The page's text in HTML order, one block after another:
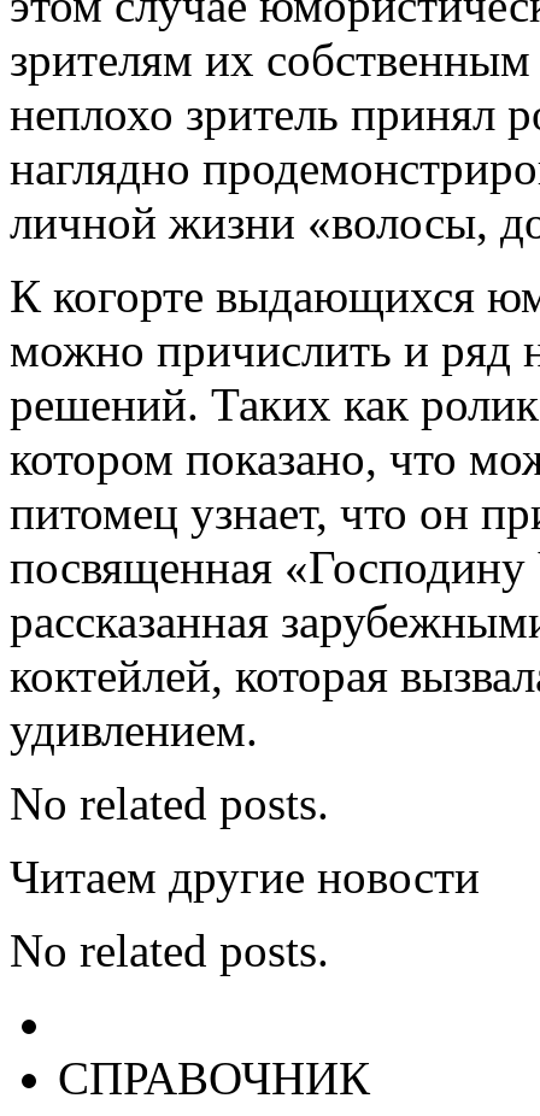
зрителям их
неплохо зритель принял
наглядно
личной жизни «волосы,
К когорте выдающихся
можно причислить и ряд
решений. Таких как
котором показано, что
питомец узнает, что он
посвященная
рассказанная
коктейлей, которая
удивлением.
No related posts.
Читаем другие новости
No related posts.
СПРАВОЧНИК